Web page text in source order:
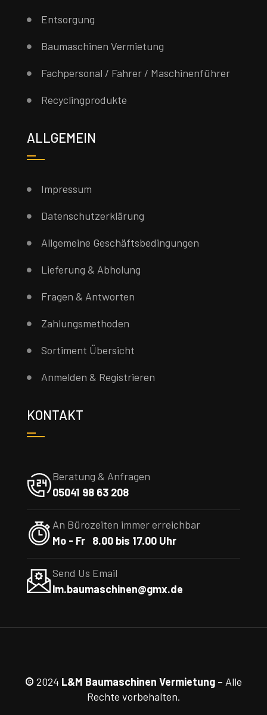
Entsorgung
Baumaschinen Vermietung
Fachpersonal / Fahrer / Maschinenführer
Recyclingprodukte
ALLGEMEIN
Impressum
Datenschutzerklärung
Allgemeine Geschäftsbedingungen
Lieferung & Abholung
Fragen & Antworten
Zahlungsmethoden
Sortiment Übersicht
Anmelden & Registrieren
KONTAKT
Beratung & Anfragen
05041 98 63 208
An Bürozeiten immer erreichbar
Mo - Fr 8.00 bis 17.00 Uhr
Send Us Email
lm.baumaschinen@gmx.de
© 2024 L&M Baumaschinen Vermietung – Alle
Rechte vorbehalten.